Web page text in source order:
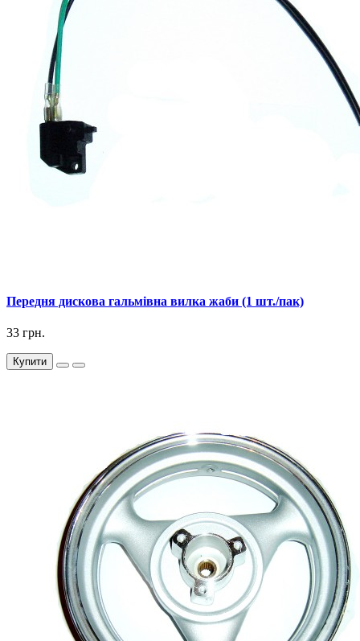
Передня дискова гальмівна вилка жаби (1 шт./пак)
33 грн.
Купити